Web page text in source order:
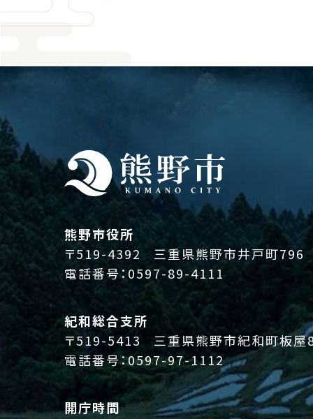
熊野市役所
〒519-4392
三重県熊野市井戸町796
電話番号： 0597-89-4111
紀和総合支所
〒519-5413
三重県熊野市紀和町板屋
電話番号：0597-97-1112
開庁時間